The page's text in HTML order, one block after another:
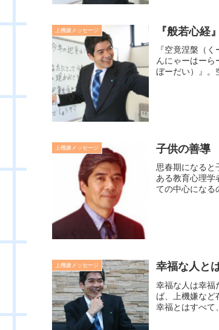
上機嫌メッセージ 『般若心経
『空竟涅槃（
んにゃーはーら
ぼーだい）』。
上機嫌メッセージ 子供の善導
思春期になると
ある教育心理学
ての中心になる
上機嫌メッセージ 幸福な人と
幸福な人は幸福
ば、上機嫌など
幸福とはすべて